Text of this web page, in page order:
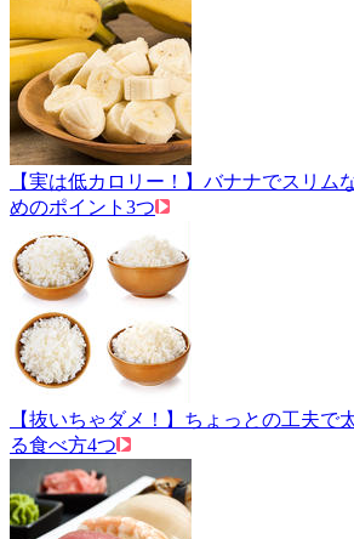
【実は低カロリー！】バナナでスリム
めのポイント3つ
【抜いちゃダメ！】ちょっとの工夫で
る食べ方4つ